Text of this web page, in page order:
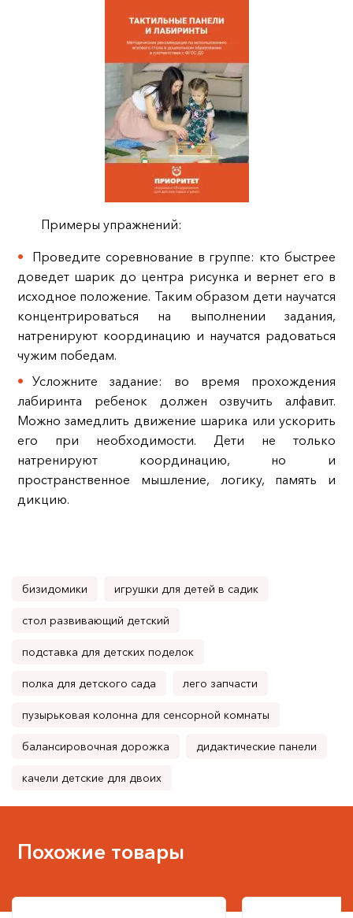
Примеры упражнений:
Проведите соревнование в группе: кто быстрее
доведет шарик до центра рисунка и вернет его в
исходное положение. Таким образом дети научатся
концентрироваться на выполнении задания,
натренируют координацию и научатся радоваться
чужим победам.
Усложните задание: во время прохождения
лабиринта ребенок должен озвучить алфавит.
Можно замедлить движение шарика или ускорить
его при необходимости. Дети не только
натренируют координацию, но и
пространственное мышление, логику, память и
дикцию.
бизидомики игрушки для детей в садик
стол развивающий детский
подставка для детских поделок
полка для детского сада лего запчасти
пузырьковая колонна для сенсорной комнаты
балансировочная дорожка дидактические панели
качели детские для двоих
Похожие товары